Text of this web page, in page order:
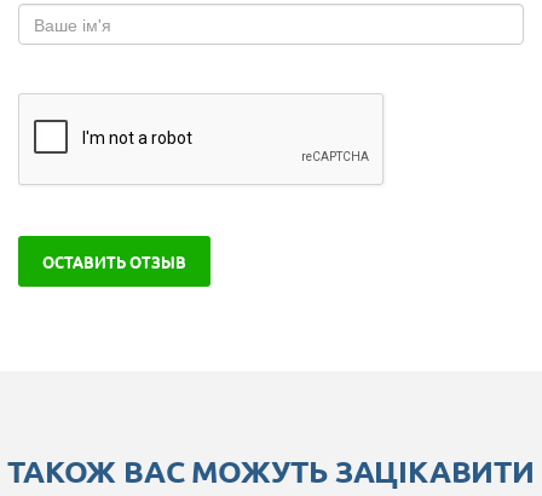
ОСТАВИТЬ ОТЗЫВ
ТАКОЖ ВАС МОЖУТЬ ЗАЦІКАВИТИ